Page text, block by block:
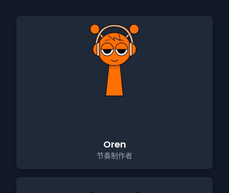
Oren
节奏制作者